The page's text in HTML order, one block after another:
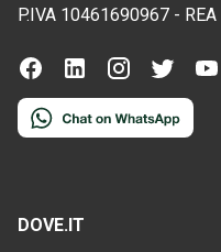
P.IVA 10461690967 - REA
DOVE.IT